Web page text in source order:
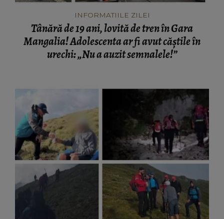
INFORMATIILE ZILEI
Tânără de 19 ani, lovită de tren în Gara
Mangalia! Adolescenta ar fi avut căștile în
urechi: „Nu a auzit semnalele!”